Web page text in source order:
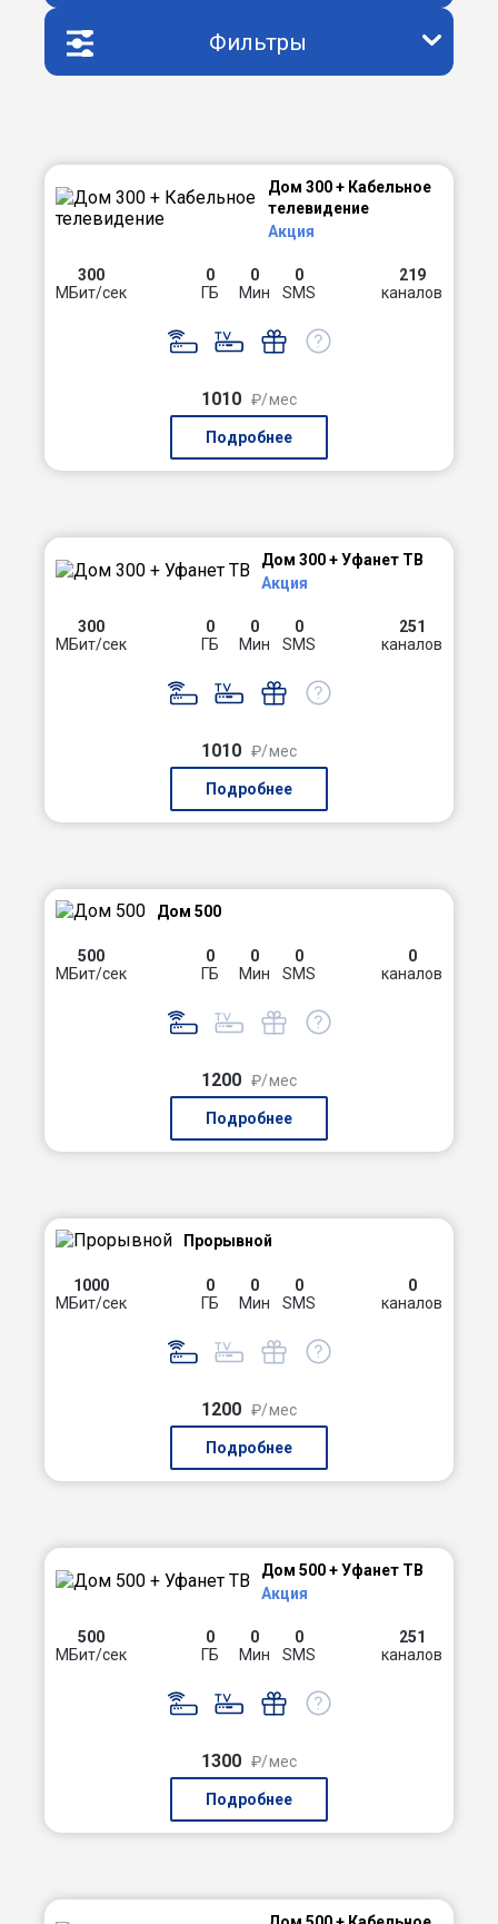
Фильтры
Дом 300 + Кабельное
телевидение
Акция
300
МБит/сек
0
ГБ
0
Мин
0
SMS
219
каналов
1010 ₽/мес
Подробнее
Дом 300 + Уфанет ТВ
Акция
300
МБит/сек
0
ГБ
0
Мин
0
SMS
251
каналов
1010 ₽/мес
Подробнее
Дом 500
500
МБит/сек
0
ГБ
0
Мин
0
SMS
0
каналов
1200 ₽/мес
Подробнее
Прорывной
1000
МБит/сек
0
ГБ
0
Мин
0
SMS
0
каналов
1200 ₽/мес
Подробнее
Дом 500 + Уфанет ТВ
Акция
500
МБит/сек
0
ГБ
0
Мин
0
SMS
251
каналов
1300 ₽/мес
Подробнее